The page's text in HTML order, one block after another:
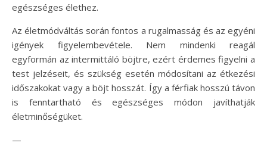
egészséges élethez.
Az életmódváltás során fontos a rugalmasság és az egyéni
igények figyelembevétele. Nem mindenki reagál
egyformán az intermittáló böjtre, ezért érdemes figyelni a
test jelzéseit, és szükség esetén módosítani az étkezési
időszakokat vagy a böjt hosszát. Így a férfiak hosszú távon
is fenntartható és egészséges módon javíthatják
életminőségüket.
—